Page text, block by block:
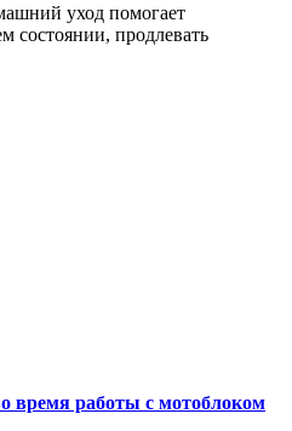
уход помогает
состоянии, продлевать
время работы с мотоблоком